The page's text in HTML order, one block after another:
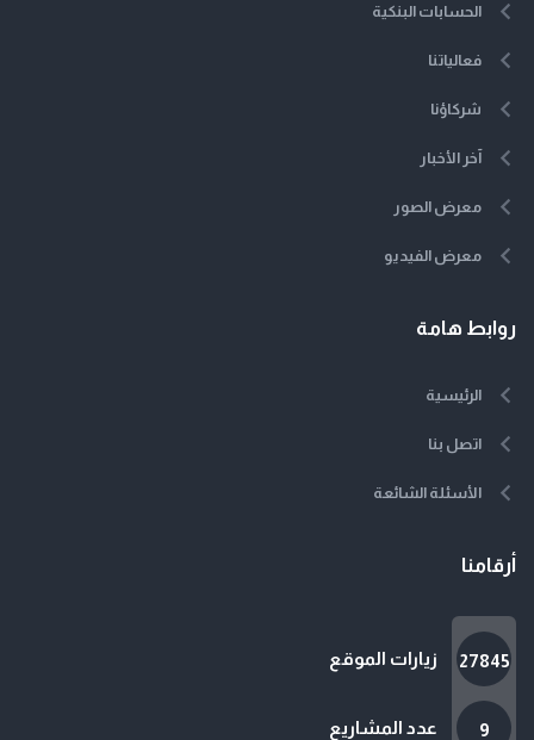
الحسابات البنكية
فعالياتنا
شركاؤنا
آخر الأخبار
معرض الصور
معرض الفيديو
روابط هامة
الرئيسية
اتصل بنا
الأسئلة الشائعة
أرقامنا
27845 زيارات الموقع
9 عدد المشاريع